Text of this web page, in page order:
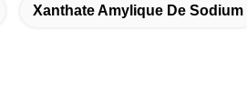
Xanthate Amylique De Sodium